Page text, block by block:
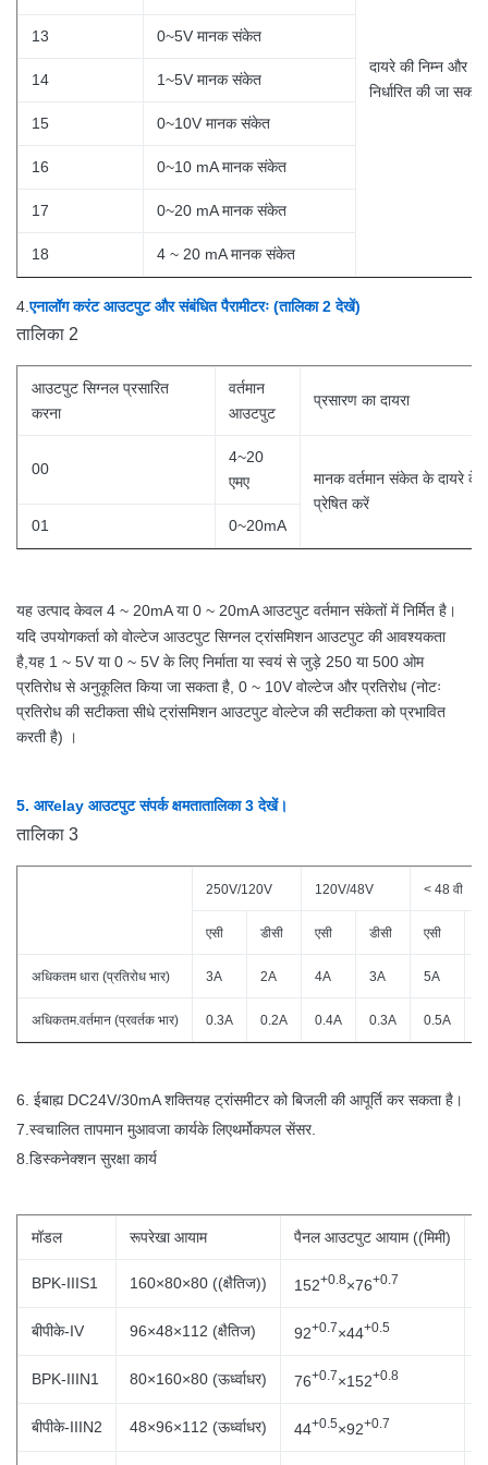
दायरे की निम्न और
निर्धारित की जा
13 0~5V मानक संकेत
14 1~5V मानक संकेत
15 0~10V मानक संकेत
16 0~10 mA मानक संकेत
17 0~20 mA मानक संकेत
18 4 ~ 20 mA मानक संकेत
4.एनालॉग करंट आउटपुट और संबंधित पैरामीटरः (तालिका 2 देखें)
तालिका 2
आउटपुट सिग्नल प्रसारित
करना
वर्तमान
आउटपुट
प्रसारण का दायरा
00
4~20
एमए
मानक वर्तमान संकेत के दायरे के
प्रेषित करें
01
0~20mA
यह उत्पाद केवल 4 ~ 20mA या 0 ~ 20mA आउटपुट वर्तमान संकेतों में निर्मित है।
यदि उपयोगकर्ता को वोल्टेज आउटपुट सिग्नल ट्रांसमिशन आउटपुट की आवश्यकता
है,यह 1 ~ 5V या 0 ~ 5V के लिए निर्माता या स्वयं से जुड़े 250 या 500 ओम
प्रतिरोध से अनुकूलित किया जा सकता है, 0 ~ 10V वोल्टेज और प्रतिरोध (नोटः
प्रतिरोध की सटीकता सीधे ट्रांसमिशन आउटपुट वोल्टेज की सटीकता को प्रभावित
करती है) ।
5. आरelay आउटपुट संपर्क क्षमतातालिका 3 देखें।
तालिका 3
250V/120V 120V/48V < 48 वी
एसी डीसी एसी डीसी एसी
अधिकतम धारा (प्रतिरोध भार) 3A 2A 4A 3A 5A
अधिकतम.वर्तमान (प्रवर्तक भार) 0.3A 0.2A 0.4A 0.3A 0.5A
6. ईबाह्य DC24V/30mA शक्तियह ट्रांसमीटर को बिजली की आपूर्ति कर सकता है।
7. स्वचालित तापमान मुआवजा कार्यके लिएथर्मोकपल सेंसर.
8. डिस्कनेक्शन सुरक्षा कार्य
मॉडल रूपरेखा आयाम पैनल आउटपुट आयाम ((मिमी)
BPK-IIIS1 160×80×80 ((क्षैतिज)) 152+0.8×76+0.7
बीपीके-IV 96×48×112 (क्षैतिज) 92+0.7×44+0.5
BPK-IIIN1 80×160×80 (ऊर्ध्वाधर) 76+0.7×152+0.8
बीपीके-IIIN2 48×96×112 (ऊर्ध्वाधर) 44+0.5×92+0.7